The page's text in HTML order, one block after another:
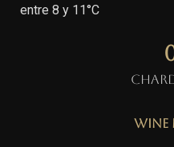
entre 8 y 11°C
Wine